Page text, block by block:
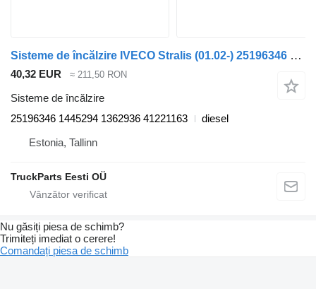
Sisteme de încălzire IVECO Stralis (01.02-) 25196346 pentru cap tractor IVECO Stralis, Trakker (2002-)
40,32 EUR ≈ 211,50 RON
Sisteme de încălzire
25196346 1445294 1362936 41221163
diesel
Estonia, Tallinn
TruckParts Eesti OÜ
Nu găsiți piesa de schimb?
Trimiteți imediat o cerere!
Comandați piesa de schimb